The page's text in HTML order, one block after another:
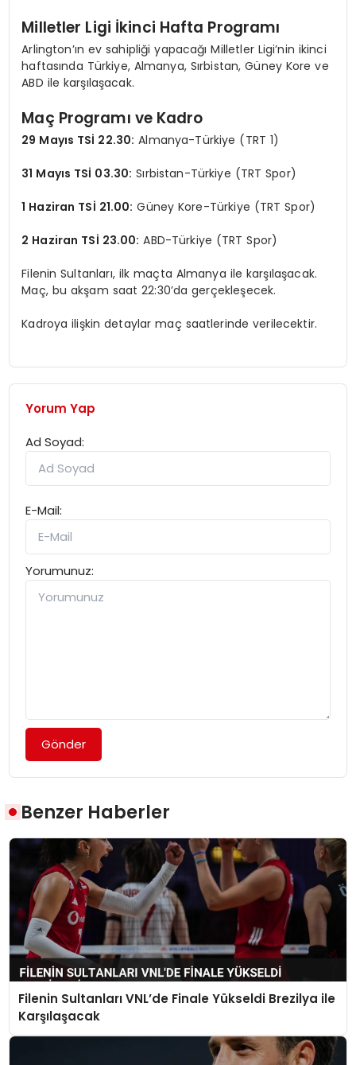
Milletler Ligi İkinci Hafta Programı
Arlington’ın ev sahipliği yapacağı Milletler Ligi’nin ikinci
haftasında Türkiye, Almanya, Sırbistan, Güney Kore ve
ABD ile karşılaşacak.
Maç Programı ve Kadro
29 Mayıs TSİ 22.30: Almanya-Türkiye (TRT 1)
31 Mayıs TSİ 03.30: Sırbistan-Türkiye (TRT Spor)
1 Haziran TSİ 21.00: Güney Kore-Türkiye (TRT Spor)
2 Haziran TSİ 23.00: ABD-Türkiye (TRT Spor)
Filenin Sultanları, ilk maçta Almanya ile karşılaşacak.
Maç, bu akşam saat 22:30’da gerçekleşecek.
Kadroya ilişkin detaylar maç saatlerinde verilecektir.
Yorum Yap
Ad Soyad:
E-Mail:
Yorumunuz:
Gönder
Benzer Haberler
Filenin Sultanları VNL’de Finale Yükseldi Brezilya ile
Karşılaşacak